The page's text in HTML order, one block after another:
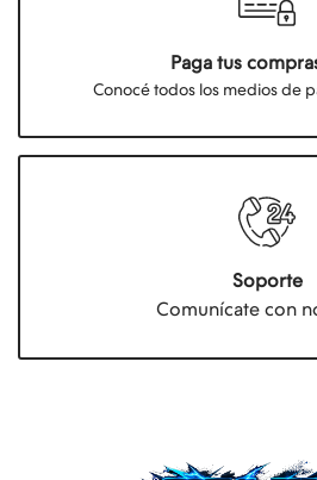
Paga tus
Conocé todos los medios de
Soporte
Comunícate con